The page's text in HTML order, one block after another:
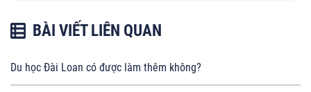
BÀI VIẾT LIÊN QUAN
Du học Đài Loan có được làm thêm không?